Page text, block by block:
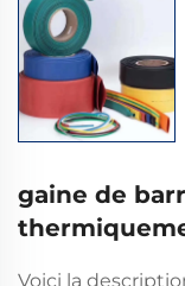
gaine de
Voici la